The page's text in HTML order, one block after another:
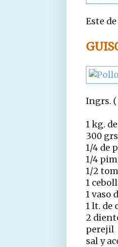
Este
Ingrs. (
1 kg.
300
1/4 de
1/4
1/2
1
1 vaso
1 lt. de
2
perejil
sal y